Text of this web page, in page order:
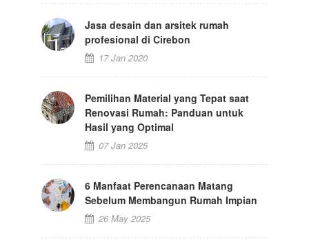
Jasa desain dan arsitek rumah
profesional di Cirebon
17 Jan 2020
Pemilihan Material yang Tepat saat
Renovasi Rumah: Panduan untuk
Hasil yang Optimal
07 Jan 2025
6 Manfaat Perencanaan Matang
Sebelum Membangun Rumah Impian
26 May 2025